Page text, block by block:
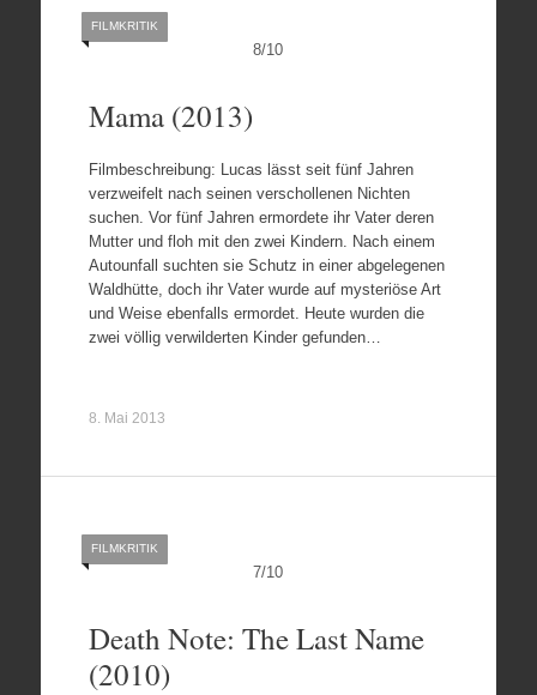
8/10
FILMKRITIK
Mama (2013)
Filmbeschreibung: Lucas lässt seit fünf Jahren
verzweifelt nach seinen verschollenen Nichten
suchen. Vor fünf Jahren ermordete ihr Vater deren
Mutter und floh mit den zwei Kindern. Nach einem
Autounfall suchten sie Schutz in einer abgelegenen
Waldhütte, doch ihr Vater wurde auf mysteriöse Art
und Weise ebenfalls ermordet. Heute wurden die
zwei völlig verwilderten Kinder gefunden…
8. Mai 2013
7/10
FILMKRITIK
Death Note: The Last Name
(2010)